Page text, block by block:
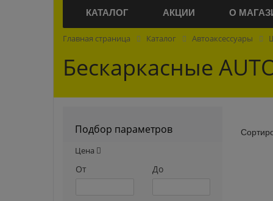
КАТАЛОГ АКЦИИ О
Главная страница Каталог Автоаксессуары
Бескаркасные
Подбор параметров
Цена
От До